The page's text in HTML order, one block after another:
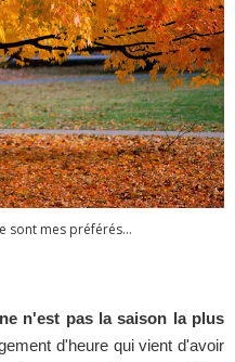
sont mes préférés...
n'est pas la saison la plus
d'heure qui vient d'avoir